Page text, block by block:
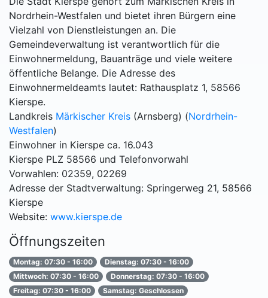
Nordrhein-Westfalen und bietet ihren Bürgern eine
Vielzahl von Dienstleistungen an. Die
Gemeindeverwaltung ist verantwortlich für die
Einwohnermeldung, Bauanträge und viele weitere
öffentliche Belange. Die Adresse des
Einwohnermeldeamts lautet: Rathausplatz 1, 58566
Kierspe.
Landkreis Märkischer Kreis (Arnsberg) (Nordrhein-
Westfalen)
Einwohner in Kierspe ca. 16.043
Kierspe PLZ 58566 und Telefonvorwahl
Vorwahlen: 02359, 02269
Adresse der Stadtverwaltung: Springerweg 21, 58566
Kierspe
Website: www.kierspe.de
Öffnungszeiten
Montag: 07:30 - 16:00
Dienstag: 07:30 - 16:00
Mittwoch: 07:30 - 16:00
Donnerstag: 07:30 - 16:00
Freitag: 07:30 - 16:00
Samstag: Geschlossen